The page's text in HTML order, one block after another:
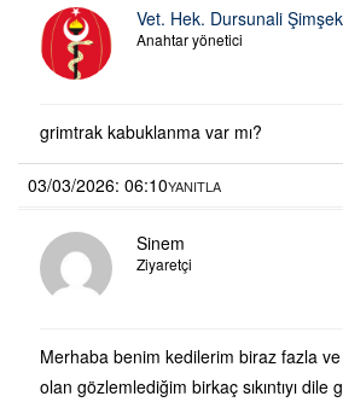
Vet. Hek. Dursunali Şimşek
Anahtar yönetici
grimtrak kabuklanma var mı?
03/03/2026: 06:10YANITLA
Sinem
Ziyaretçi
Merhaba benim kedilerim biraz fazla
olan gözlemlediğim birkaç sıkıntıyı